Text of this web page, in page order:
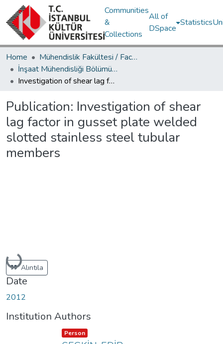
Communities
&
Collections
All of
DSpace
Statistics
Home
Mühendislik Fakültesi / Faculty of Engineering
İnşaat Mühendisliği Bölümü / Department of Civil Engineering
Investigation of shear lag factor in gusset plate welded slotted stainless steel tubular members
Publication: Investigation of shear
lag factor in gusset plate welded
slotted stainless steel tubular
members
Loading...
Alıntıla
Date
2012
Institution Authors
Item type:
Person ,